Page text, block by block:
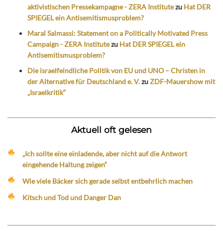
aktivistischen Pressekampagne - ZERA Institutezu Hat DER
SPIEGEL ein Antisemitismusproblem?
Maral Salmassi: Statement on a Politically Motivated Press
Campaign - ZERA Institutezu Hat DER SPIEGEL ein
Antisemitismusproblem?
Die israelfeindliche Politik von EU und UNO – Christen in
der Alternative für Deutschland e. V.zuZDF-Mauershow mit
„Israelkritik“
Aktuell oft gelesen
„Ich sollte eine einladende, aber nicht auf die Antwort
eingehende Haltung zeigen“
Wie viele Bäcker sich gerade selbst entbehrlich machen
Kitsch und Tod und Danger Dan